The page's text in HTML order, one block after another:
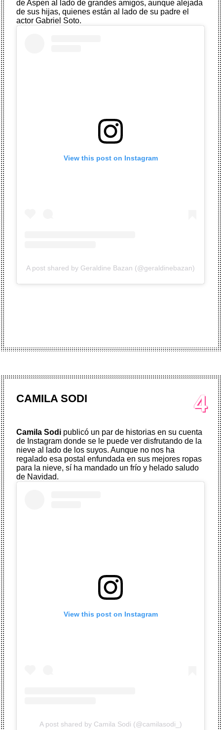
de Aspen al lado de grandes amigos, aunque alejada
de sus hijas, quienes están al lado de su padre el
actor Gabriel Soto.
View this post on Instagram
A post shared by Geraldine Bazan (@geraldinebazan)
CAMILA SODI 4
Camila Sodi publicó un par de historias en su cuenta
de Instagram donde se le puede ver disfrutando de la
nieve al lado de los suyos. Aunque no nos ha
regalado esa postal enfundada en sus mejores ropas
para la nieve, sí ha mandado un frío y helado saludo
de Navidad.
View this post on Instagram
A post shared by Camila Sodi (@camilasodi_)